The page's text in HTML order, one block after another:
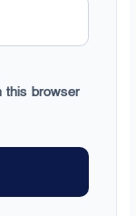
this browser